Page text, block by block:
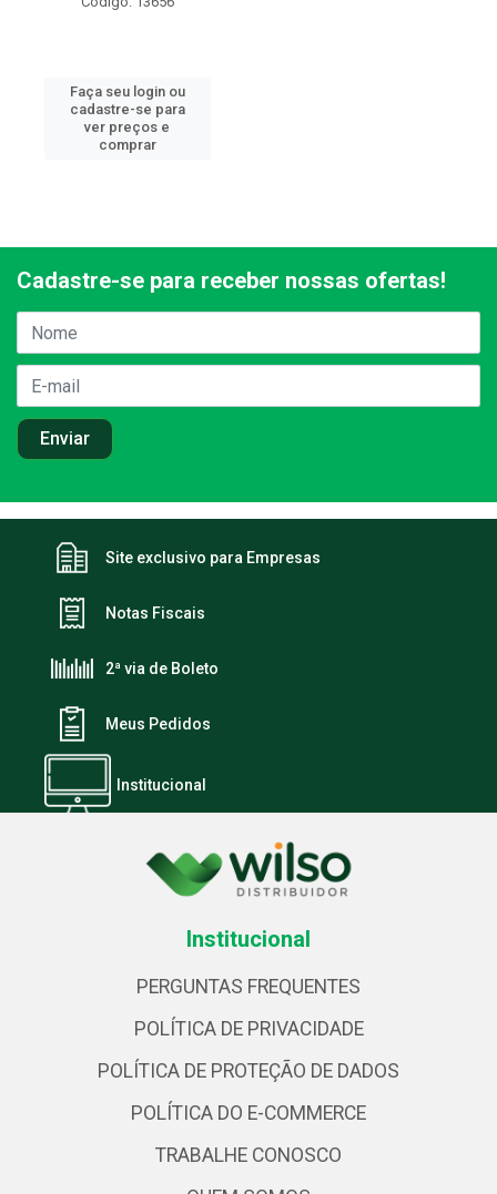
Faça seu login ou
cadastre-se para
ver preços e
comprar
Cadastre-se para receber nossas ofertas!
Site exclusivo para Empresas
Notas Fiscais
2ª via de Boleto
Meus Pedidos
Institucional
Institucional
PERGUNTAS FREQUENTES
POLÍTICA DE PRIVACIDADE
POLÍTICA DE PROTEÇÃO DE DADOS
POLÍTICA DO E-COMMERCE
TRABALHE CONOSCO